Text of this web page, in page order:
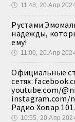
🕔 11:48, 20.Апр
Рустами
надежды,
ему!
🕔 11:00, 20.Апр
Официальные
сетях:
youtube.com/
instagram.com/
Радио Ховар
🕔 10:55, 20.Апр